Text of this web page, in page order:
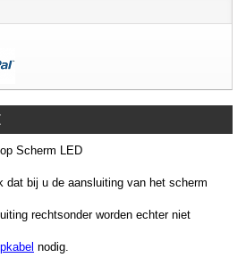
Scherm LED
dat bij u de aansluiting van het scherm
rechtsonder worden echter niet
nodig.